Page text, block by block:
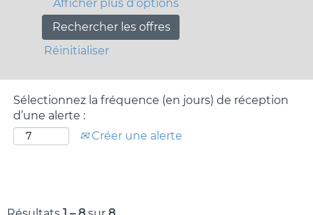
Afficher plus d’options
Réinitialiser
Sélectionnez la fréquence (en jours) de réception
d’une alerte :
Créer une alerte